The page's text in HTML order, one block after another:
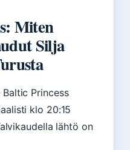
Miten
Silja
Baltic Princess
klo 20:15
lähtö on